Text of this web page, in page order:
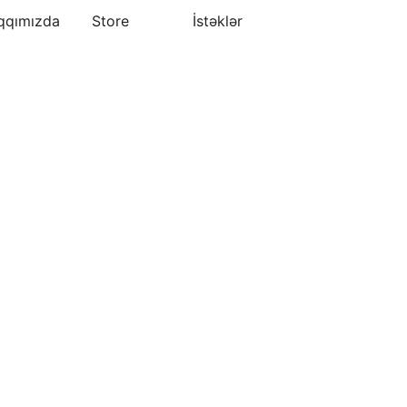
Store İstəklər